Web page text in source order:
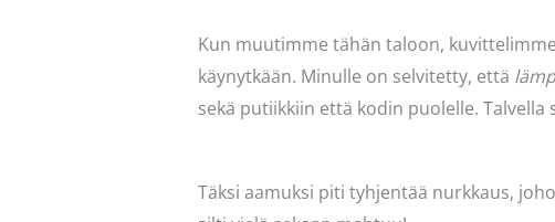
Kun muutimme tähän taloon,
käynytkään. Minulle on selvitetty, että
sekä putiikkiin että kodin puolelle.
Täksi aamuksi piti tyhjentää nurkkaus,